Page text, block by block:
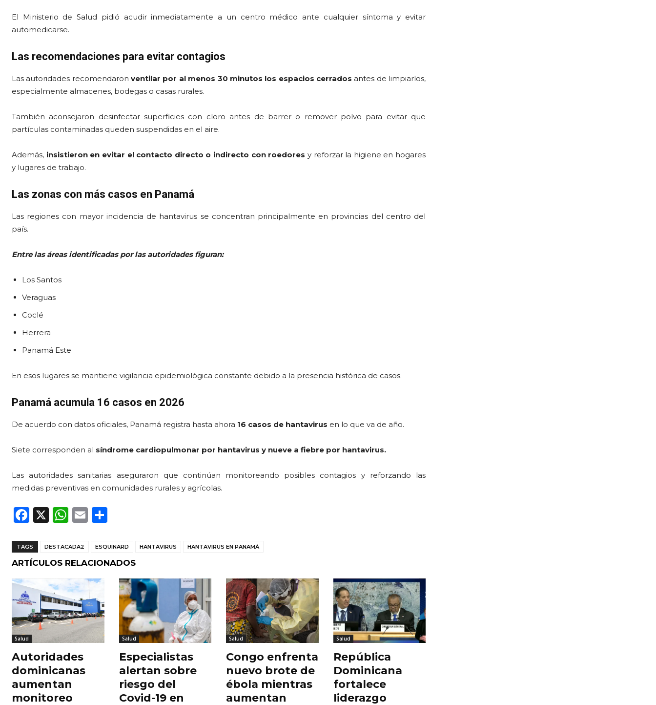
El Ministerio de Salud pidió acudir inmediatamente a un centro médico ante cualquier síntoma y evitar
automedicarse.
Las recomendaciones para evitar contagios
Las autoridades recomendaronventilar por al menos 30 minutos los espacios cerrados antes de limpiarlos,
especialmente almacenes, bodegas o casas rurales.
También aconsejaron desinfectar superficies con cloro antes de barrer o remover polvo para evitar que
partículas contaminadas queden suspendidas en el aire.
Además, insistieron en evitar el contacto directo o indirecto con roedores y reforzar la higiene en hogares
y lugares de trabajo.
Las zonas con más casos en Panamá
Las regiones con mayor incidencia de hantavirus se concentran principalmente en provincias del centro del
país.
Entre las áreas identificadas por las autoridades figuran:
Los Santos
Veraguas
Coclé
Herrera
Panamá Este
En esos lugares se mantiene vigilancia epidemiológica constante debido a la presencia histórica de casos.
Panamá acumula 16 casos en 2026
De acuerdo con datos oficiales, Panamá registra hasta ahora 16 casos de hantavirus en lo que va de año.
Siete corresponden al síndrome cardiopulmonar por hantavirus y nueve a fiebre por hantavirus.
Las autoridades sanitarias aseguraron que continúan monitoreando posibles contagios y reforzando las
medidas preventivas en comunidades rurales y agrícolas.
F
c
e
o
o
k
X
W
a
ts
A
p
p
E
ai
l
m
p
ar
TAGS DESTACADA2 ESQUINARD HANTAVIRUS HANTAVIRUS EN PANAMÁ
ARTÍCULOS RELACIONADOS
Salud
Autoridades
dominicanas
aumentan
monitoreo
Salud
Especialistas
alertan sobre
riesgo del
Covid-19 en
Salud
Congo enfrenta
nuevo brote de
ébola mientras
aumentan
Salud
República
Dominicana
fortalece
liderazgo